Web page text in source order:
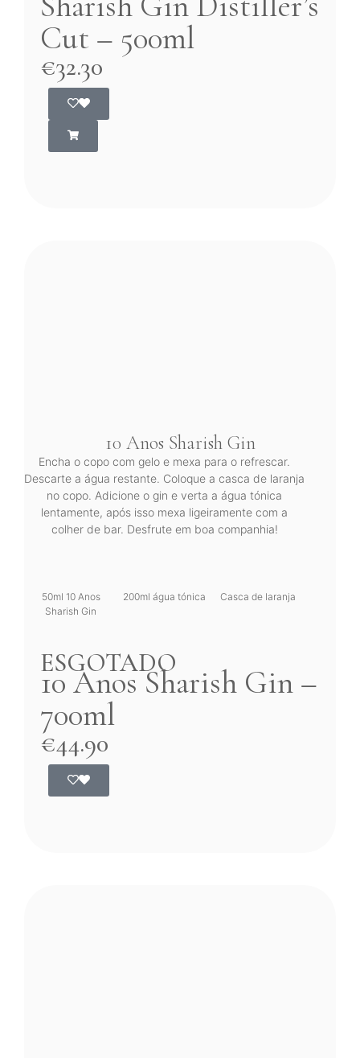
Cut – 500ml
€32.30
10 Anos Sharish Gin
Encha o copo com gelo e mexa para o refrescar.
Descarte a água restante. Coloque a casca de laranja
no copo. Adicione o gin e verta a água tónica
lentamente, após isso mexa ligeiramente com a
colher de bar. Desfrute em boa companhia!
50ml 10 Anos
Sharish Gin
200ml água tónica Casca de laranja
ESGOTADO
10 Anos Sharish Gin –
700ml
€44.90